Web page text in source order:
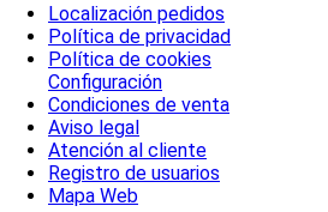
Localización pedidos
Política de privacidad
Política de cookies
Configuración
Condiciones de venta
Aviso legal
Atención al cliente
Registro de usuarios
Mapa Web